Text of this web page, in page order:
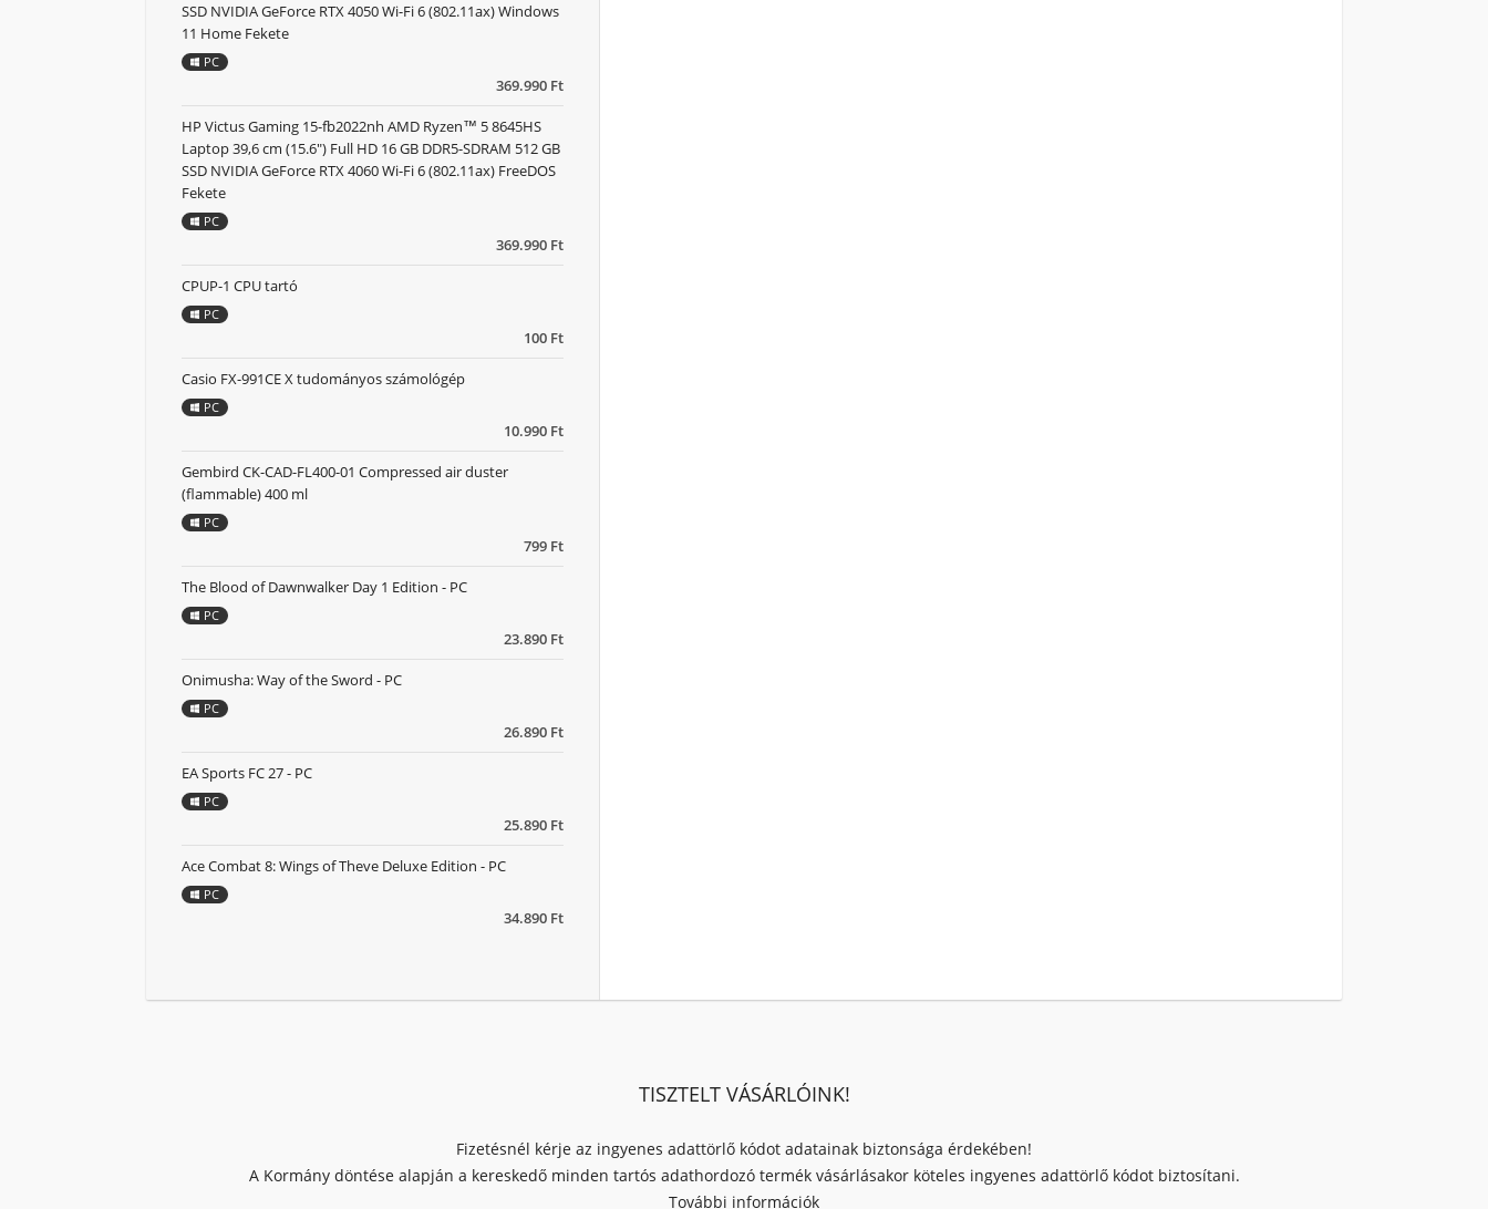
369.990 Ft
SSD NVIDIA GeForce RTX 4050 Wi-Fi 6 (802.11ax) Windows
11 Home Fekete
PC
369.990 Ft
HP Victus Gaming 15-fb2022nh AMD Ryzen™ 5 8645HS
Laptop 39,6 cm (15.6") Full HD 16 GB DDR5-SDRAM 512 GB
SSD NVIDIA GeForce RTX 4060 Wi-Fi 6 (802.11ax) FreeDOS
Fekete
PC
100 Ft
CPUP-1 CPU tartó
PC
10.990 Ft
Casio FX-991CE X tudományos számológép
PC
799 Ft
Gembird CK-CAD-FL400-01 Compressed air duster
(flammable) 400 ml
PC
23.890 Ft
The Blood of Dawnwalker Day 1 Edition - PC
PC
26.890 Ft
Onimusha: Way of the Sword - PC
PC
25.890 Ft
EA Sports FC 27 - PC
PC
34.890 Ft
Ace Combat 8: Wings of Theve Deluxe Edition - PC
PC
TISZTELT VÁSÁRLÓINK!
Fizetésnél kérje az ingyenes adattörlő kódot adatainak biztonsága érdekében!
A Kormány döntése alapján a kereskedő minden tartós adathordozó termék vásárlásakor köteles ingyenes adattörlő kódot biztosítani.
További információk